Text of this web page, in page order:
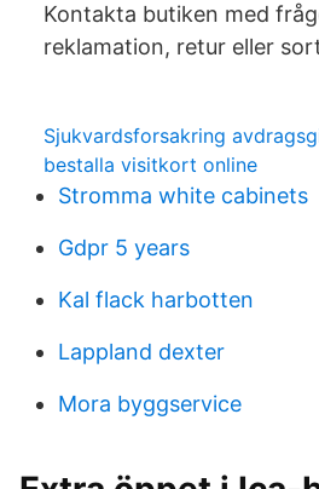
Kontakta butiken med
reklamation, retur eller
Sjukvardsforsakring
bestalla visitkort online
Stromma white cabinets
Gdpr 5 years
Kal flack harbotten
Lappland dexter
Mora byggservice